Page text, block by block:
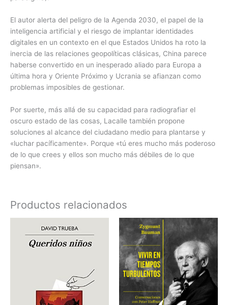
El autor alerta del peligro de la Agenda 2030, el papel de la
inteligencia artificial y el riesgo de implantar identidades
digitales en un contexto en el que Estados Unidos ha roto la
inercia de las relaciones geopolíticas clásicas, China parece
haberse convertido en un inesperado aliado para Europa a
última hora y Oriente Próximo y Ucrania se afianzan como
problemas imposibles de gestionar.
Por suerte, más allá de su capacidad para radiografiar el
oscuro estado de las cosas, Lacalle también propone
soluciones al alcance del ciudadano medio para plantarse y
«luchar pacíficamente». Porque «tú eres mucho más poderoso
de lo que crees y ellos son mucho más débiles de lo que
piensan».
Productos relacionados